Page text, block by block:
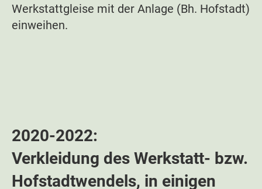
Werkstattgleise mit der Anlage (Bh. Hofstadt)
einweihen.
2020-2022:
Verkleidung des Werkstatt- bzw.
Hofstadtwendels, in einigen